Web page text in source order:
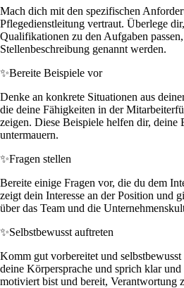
Mach dich mit den spezifischen
Pflegedienstleitung vertraut. Überlege
Qualifikationen zu den Aufgaben
Stellenbeschreibung genannt werden.
✨Bereite Beispiele vor
Denke an konkrete Situationen aus
die deine Fähigkeiten in der
zeigen. Diese Beispiele helfen dir, deine
untermauern.
✨Fragen stellen
Bereite einige Fragen vor, die du dem
zeigt dein Interesse an der Position und
über das Team und die
✨Selbstbewusst auftreten
Komm gut vorbereitet und
deine Körpersprache und sprich klar
motiviert bist und bereit, Verantwortung